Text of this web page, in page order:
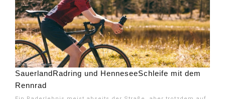
SauerlandRadring und HenneseeSchleife mit dem
Rennrad